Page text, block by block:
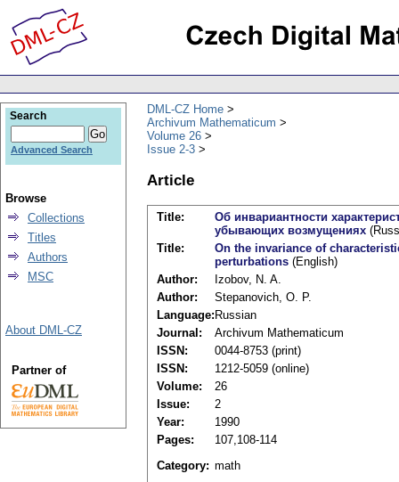
DML-CZ Home
Archivum Mathematicum
Volume 26
Issue 2-3
Article
Title:
Oб инвариантности
убывающих возмущениях
Title:
On the invariance of
perturbations (English)
Author:
Izobov, N. A.
Author:
Stepanovich, O. P.
Language: Russian
Journal:
Archivum Mathematicum
ISSN:
0044-8753 (print)
ISSN:
1212-5059 (online)
Volume:
26
Issue:
2
Year:
1990
Pages:
107,108-114
Category: math
Search
Advanced Search
Browse
Collections
Titles
Authors
MSC
About DML-CZ
Partner of